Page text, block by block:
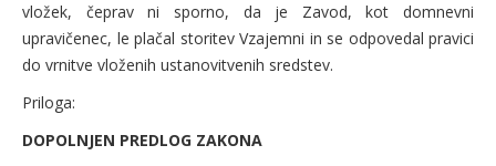
vložek, čeprav ni sporno, da je Zavod, kot domnevni
upravičenec, le plačal storitev Vzajemni in se odpovedal pravici
do vrnitve vloženih ustanovitvenih sredstev.
Priloga:
DOPOLNJEN PREDLOG ZAKONA